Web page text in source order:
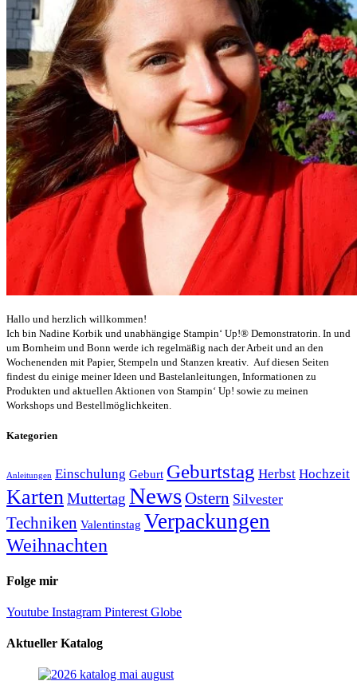
Hallo und herzlich willkommen!
Ich bin Nadine Korbik und unabhängige Stampin‘ Up!® Demonstratorin. In und
um Bornheim und Bonn werde ich regelmäßig nach der Arbeit und an den
Wochenenden mit Papier, Stempeln und Stanzen kreativ. Auf diesen Seiten
findest du einige meiner Ideen und Bastelanleitungen, Informationen zu
Produkten und aktuellen Aktionen von Stampin‘ Up! sowie zu meinen
Workshops und Bestellmöglichkeiten.
Kategorien
Anleitungen Einschulung Geburt Geburtstag Herbst Hochzeit
KartenMuttertag NewsOstern Silvester
Techniken Valentinstag Verpackungen
Weihnachten
Folge mir
Youtube Instagram Pinterest Globe
Aktueller Katalog